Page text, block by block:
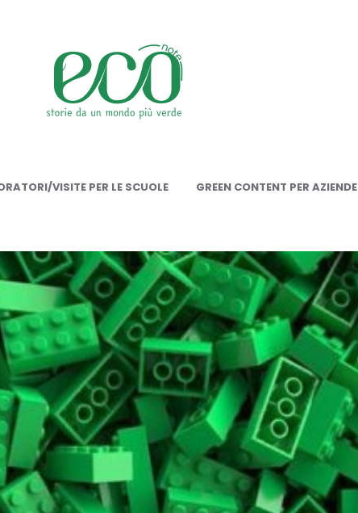
VISITE PER LE SCUOLE GREEN CONTENT PER AZIENDE